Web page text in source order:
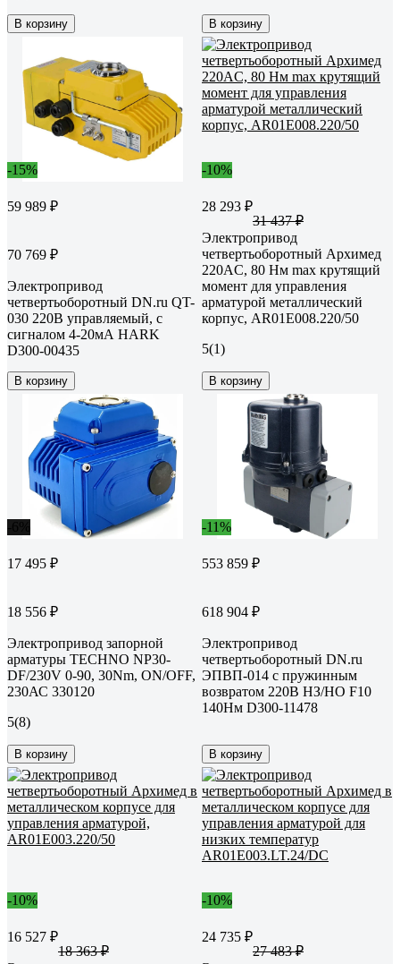
В корзину В корзину
-15%
59 989 ₽
70 769 ₽
Электропривод
четвертьоборотный DN.ru QT-
030 220В управляемый, с
сигналом 4-20мА HARK
D300-00435
В корзину
-10%
28 293 ₽
31 437 ₽
Электропривод
четвертьоборотный Архимед
220AC, 80 Нм max крутящий
момент для управления
арматурой металлический
корпус, AR01E008.220/50
5(1)
В корзину
17 495 ₽
18 556 ₽
Электропривод запорной
арматуры TECHNO NP30-
DF/230V 0-90, 30Nm, ON/OFF,
230АС 330120
5(8)
В корзину
-11%
553 859 ₽
618 904 ₽
Электропривод
четвертьоборотный DN.ru
ЭПВП-014 с пружинным
возвратом 220В НЗ/НО F10
140Нм D300-11478
В корзину
-10%
16 527 ₽
18 363 ₽
-10%
24 735 ₽
27 483 ₽